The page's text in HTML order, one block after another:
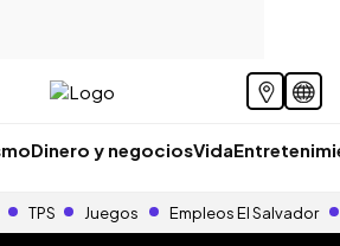
Dinero y negociosVida
TPS Juegos Empleos El Salvador